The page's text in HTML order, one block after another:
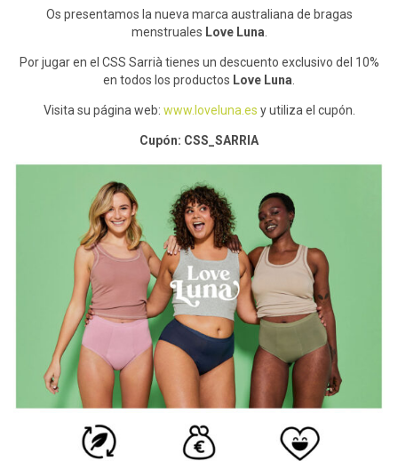
Os presentamos la nueva marca australiana de bragas
menstruales Love Luna
Por jugar en el CSS Sarrià tienes un descuento exclusivo del 10%
en todos los productos Love Luna
Visita su página web: www.loveluna.es y utiliza el cupón.
Cupón: CSS_SARRIA